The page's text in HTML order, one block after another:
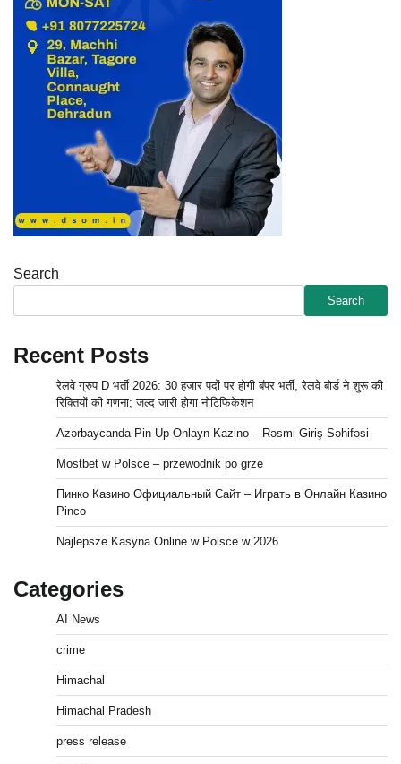
Search
Search
Recent Posts
रेलवे ग्रुप D भर्ती 2026: 30 हजार पदों पर होगी बंपर भर्ती, रेलवे बोर्ड ने शुरू की
रिक्तियों की गणना; जल्द जारी होगा नोटिफिकेशन
Azərbaycanda Pin Up Onlayn Kazino – Rəsmi Giriş Səhifəsi
Mostbet w Polsce – przewodnik po grze
Пинко Казино Официальный Сайт – Играть в Онлайн Казино
Pinco
Najlepsze Kasyna Online w Polsce w 2026
Categories
AI News
crime
Himachal
Himachal Pradesh
press release